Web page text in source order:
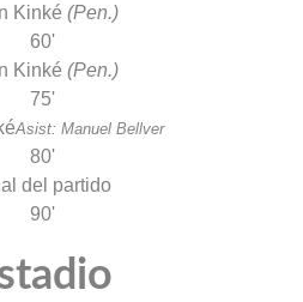
Kinké (Pen.)
60'
Kinké (Pen.)
75'
Asist: Manuel Bellver
80'
del partido
90'